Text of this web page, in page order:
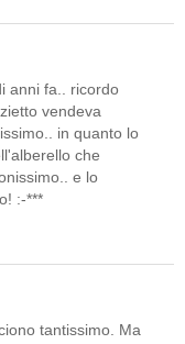
anni fa.. ricordo
vendeva
in quanto lo
che
e lo
:-***
tantissimo. Ma